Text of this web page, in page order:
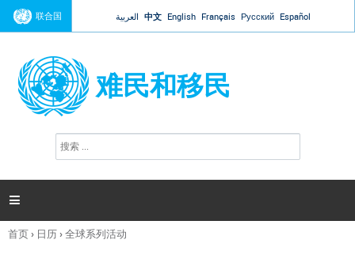
Jump to navigation
联合国 العربية 中文 English Français Русский Español
难民和移民
搜
索

你
首页› 日历›全球系列活动